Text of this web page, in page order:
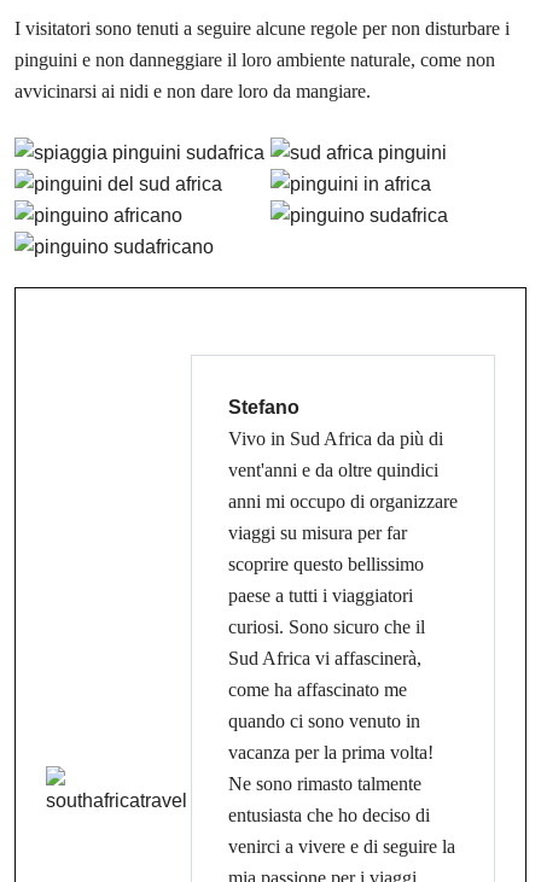
I visitatori sono tenuti a seguire alcune regole per non disturbare i
pinguini e non danneggiare il loro ambiente naturale, come non
avvicinarsi ai nidi e non dare loro da mangiare.
Stefano
Vivo in Sud Africa da più di
vent'anni e da oltre quindici
anni mi occupo di organizzare
viaggi su misura per far
scoprire questo bellissimo
paese a tutti i viaggiatori
curiosi. Sono sicuro che il
Sud Africa vi affascinerà,
come ha affascinato me
quando ci sono venuto in
vacanza per la prima volta!
Ne sono rimasto talmente
entusiasta che ho deciso di
venirci a vivere e di seguire la
mia passione per i viaggi